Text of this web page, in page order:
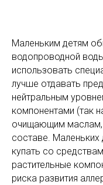
Маленьким детям
водопроводной
использовать
лучше отдавать
нейтральным
компонентами (так
очищающим маслам,
составе. Маленьких
купать со
растительные
риска развития